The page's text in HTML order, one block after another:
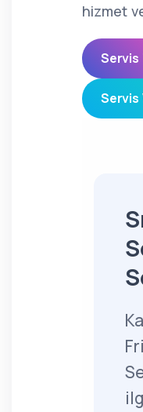
hizmet
Servis
Servis